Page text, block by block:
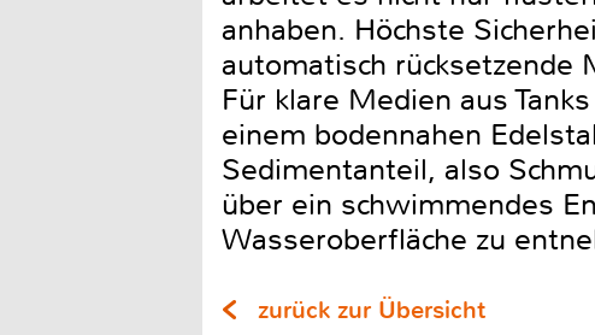
anhaben. Höchste
automatisch rücksetzende
Für klare Medien aus
einem bodennahen
Sedimentanteil, also
über ein schwimmendes
Wasseroberfläche zu
zurück zur Übersicht